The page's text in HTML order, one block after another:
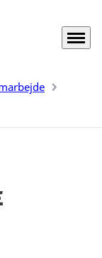
Menu